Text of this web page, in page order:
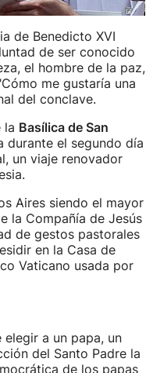
de Benedicto XVI
de ser conocido
el hombre de la paz,
me gustaría una
del conclave.
la Basílica de San
durante el segundo día
un viaje renovador
Aires siendo el mayor
la Compañía de Jesús
de gestos pastorales
en la Casa de
Vaticano usada por
a un papa, un
del Santo Padre la
de los papas